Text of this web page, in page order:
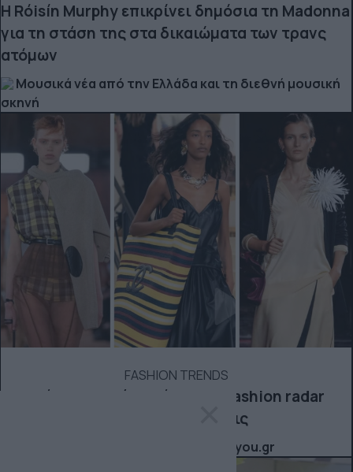
Η Róisín Murphy επικρίνει δημόσια τη Madonna
για τη στάση της στα δικαιώματα των τρανς
ατόμων
Μουσικά νέα από την Ελλάδα και τη διεθνή μουσική
σκηνή
FASHION TRENDS
4 + 1 τάσεις που έχω βάλει στο fashion radar
μου και προτείνω να υιοθετήσεις
Fashion: όλα για τη μόδα από το allyou.gr